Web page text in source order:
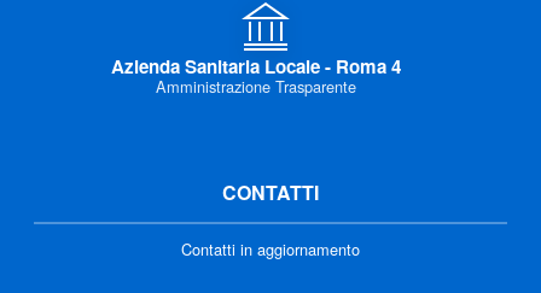
Azienda Sanitaria Locale - Roma 4
Amministrazione Trasparente
CONTATTI
Contatti in aggiornamento